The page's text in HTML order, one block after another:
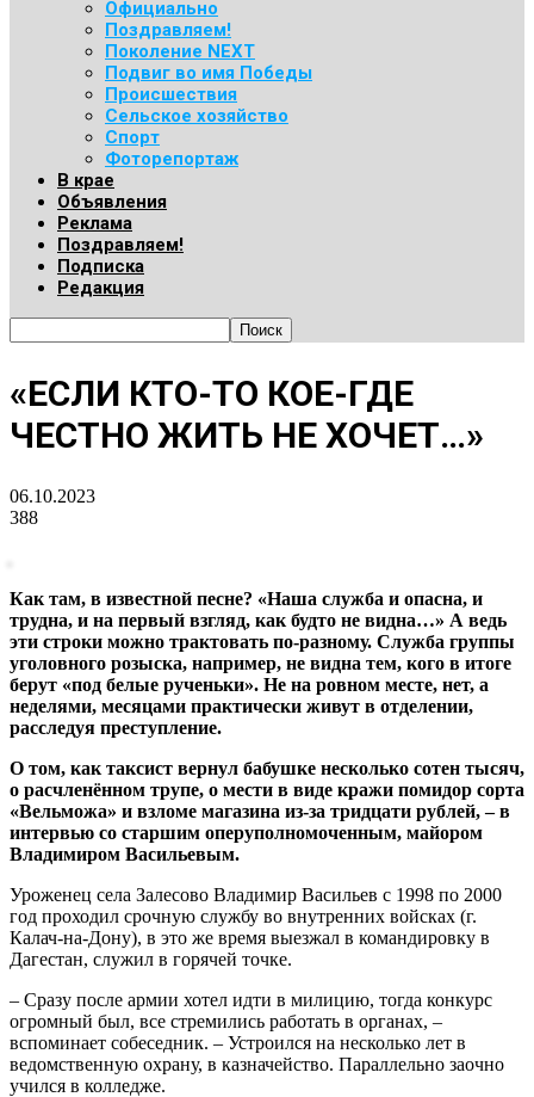
Официально
Поздравляем!
Поколение NEXT
Подвиг во имя Победы
Происшествия
Сельское хозяйство
Спорт
Фоторепортаж
В крае
Объявления
Реклама
Поздравляем!
Подписка
Редакция
«ЕСЛИ КТО-ТО КОЕ-ГДЕ
ЧЕСТНО ЖИТЬ НЕ ХОЧЕТ…»
06.10.2023
388
Как там, в известной песне? «Наша служба и опасна, и
трудна, и на первый взгляд, как будто не видна…» А ведь
эти строки можно трактовать по-разному. Служба группы
уголовного розыска, например, не видна тем, кого в итоге
берут «под белые рученьки». Не на ровном месте, нет, а
неделями, месяцами практически живут в отделении,
расследуя преступление.
О том, как таксист вернул бабушке несколько сотен тысяч,
о расчленённом трупе, о мести в виде кражи помидор сорта
«Вельможа» и взломе магазина из-за тридцати рублей, – в
интервью со старшим оперуполномоченным, майором
Владимиром Васильевым.
Уроженец села Залесово Владимир Васильев с 1998 по 2000
год проходил срочную службу во внутренних войсках (г.
Калач-на-Дону), в это же время выезжал в командировку в
Дагестан, служил в горячей точке.
– Сразу после армии хотел идти в милицию, тогда конкурс
огромный был, все стремились работать в органах, –
вспоминает собеседник. – Устроился на несколько лет в
ведомственную охрану, в казначейство. Параллельно заочно
учился в колледже.